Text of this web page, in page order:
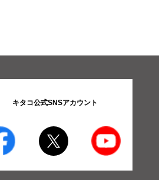
キタコ公式SNSアカウント